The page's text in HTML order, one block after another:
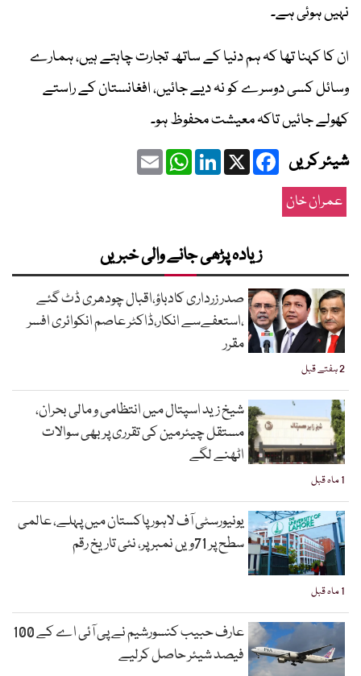
نہیں ہوئی ہے۔
ان کا کہنا تھا کہ ہم دنیا کے ساتھ تجارت چاہتے ہیں، ہمارے
وسائل کسی دوسرے کو نہ دیے جائیں، افغانستان کے راستے
کھولے جائیں تاکہ معیشت محفوظ ہو۔
شیئر کریں Facebook
X
LinkedIn
WhatsApp
Email
عمران خان
زیادہ پڑھی جانے والی خبریں
2 ہفتے قبل
صدر زرداری کادباؤ،اقبال چودھری ڈٹ گئے
،استعفےسے انکار،ڈاکٹر عاصم انکوائری افسر
مقرر
1 ماہ قبل
شیخ زید اسپتال میں انتظامی و مالی بحران،
مستقل چیئرمین کی تقرری پر بھی سوالات
اٹھنے لگے
1 ماہ قبل
یونیورسٹی آف لاہور پاکستان میں پہلے، عالمی
سطح پر 71ویں نمبر پر، نئی تاریخ رقم
عارف حبیب کنسورشیم نے پی آئی اے کے 100
فیصد شیئر حاصل کرلیے